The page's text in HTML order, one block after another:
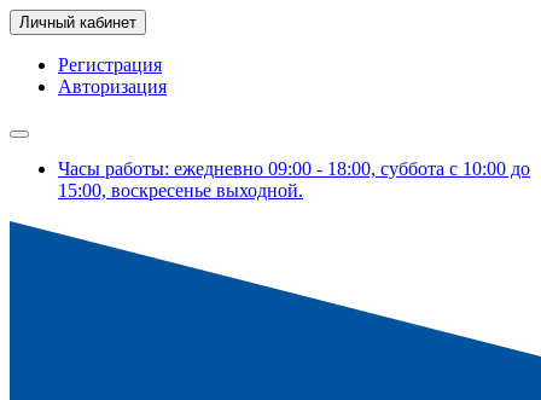
Личный кабинет
Регистрация
Авторизация
Часы работы: ежедневно 09:00 - 18:00, суббота с 10:00 до
15:00, воскресенье выходной.